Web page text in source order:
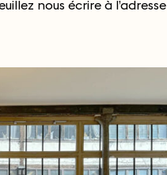
nous écrire à l’adresse